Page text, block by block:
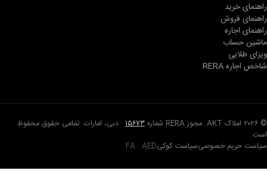
راهنمای خرید
راهنمای فروش
راهنمای اجاره
ماشین حساب
ویزای طلایی
شاخص اجاره RERA
© ۲۰۲۶ املاک AKT. مجوز RERA شماره ۱۵۶۷۳ · دبی، امارات. تمامی حقوق محفوظ
است.
سیاست حریم خصوصیسیاست کوکیFA · AED